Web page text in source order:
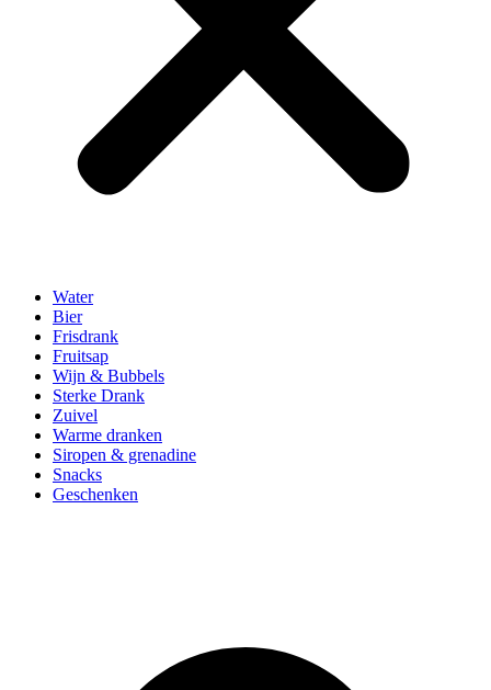
Water
Bier
Frisdrank
Fruitsap
Wijn & Bubbels
Sterke Drank
Zuivel
Warme dranken
Siropen & grenadine
Snacks
Geschenken